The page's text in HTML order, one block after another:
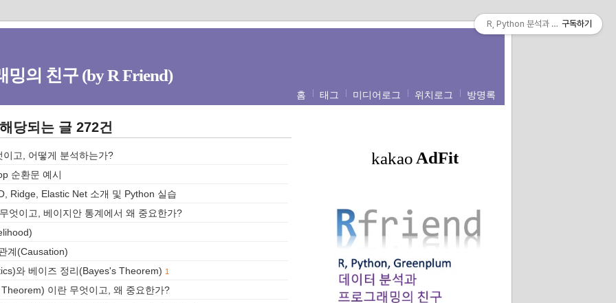
밍의 친구 (by R Friend)
홈 태그 미디어로그 위치로그 방명록
당되는 글 272건
고, 어떻게 분석하는가?
순환문 예시
Ridge, Elastic Net 소개 및 Python 실습
엇이고, 베이지안 통계에서 왜 중요한가?
계(Causation)
와 베이즈 정리(Bayes's Theorem) 1
이란 무엇이고, 왜 중요한가?
R, Python 분석과 프로그래밍의 친
구독하기